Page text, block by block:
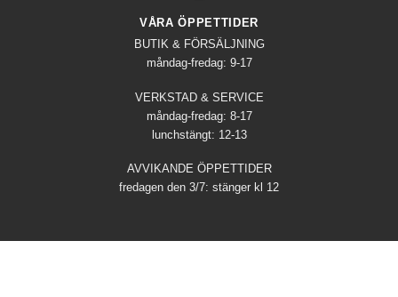
VÅRA ÖPPETTIDER
BUTIK & FÖRSÄLJNING
måndag-fredag: 9-17
VERKSTAD & SERVICE
måndag-fredag: 8-17
lunchstängt: 12-13
AVVIKANDE ÖPPETTIDER
fredagen den 3/7: stänger kl 12